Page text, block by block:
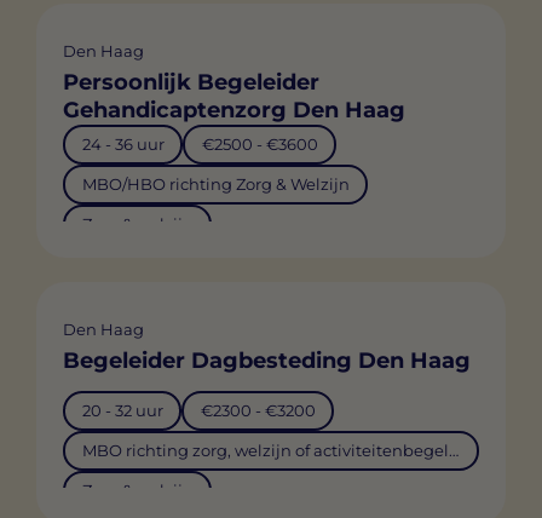
Den Haag
Persoonlijk Begeleider
Gehandicaptenzorg Den Haag
24 - 36 uur €2500 - €3600
MBO/HBO richting Zorg & Welzijn
Zorg & welzijn
Den Haag
Begeleider Dagbesteding Den Haag
20 - 32 uur €2300 - €3200
MBO richting zorg, welzijn of activiteitenbegeleiding
Zorg & welzijn